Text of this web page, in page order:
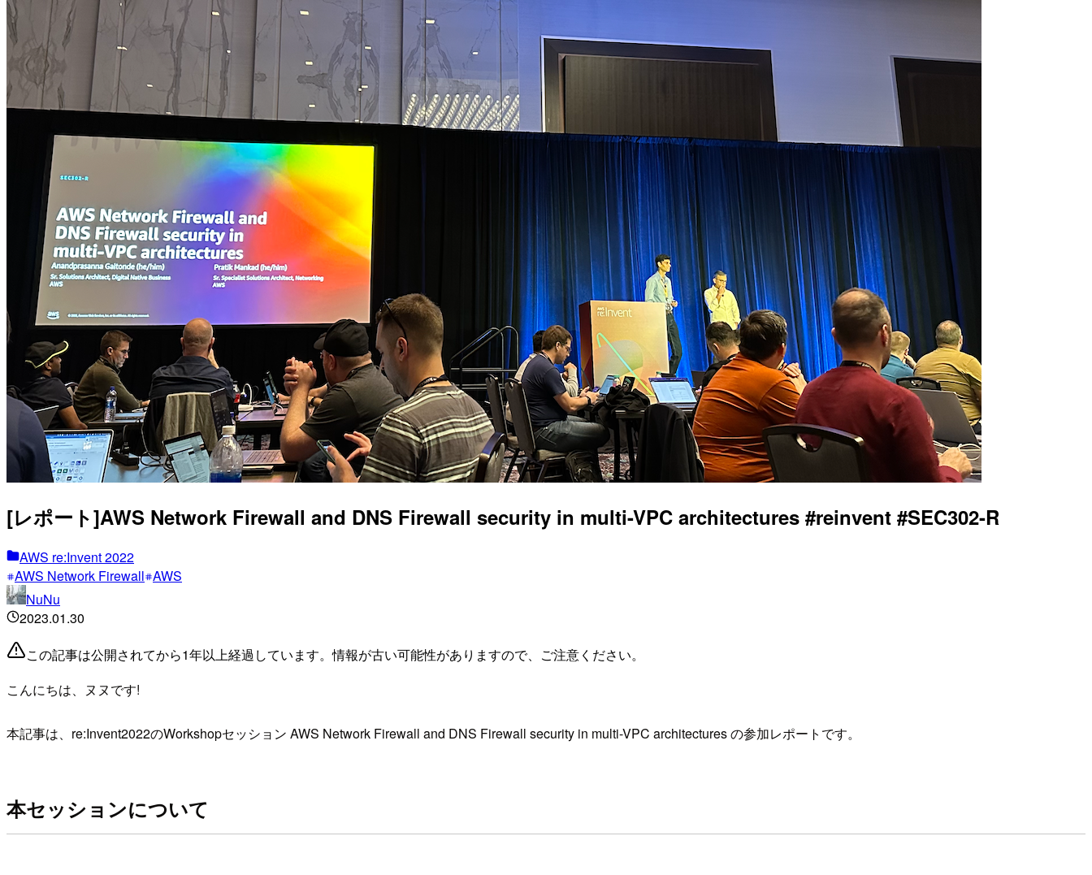
[レポート]AWS Network Firewall and DNS Firewall security in multi-VPC architectures #reinvent #SEC302-R
AWS re:Invent 2022
AWS Network Firewall AWS
NuNu
2023.01.30
この記事は公開されてから1年以上経過しています。情報が古い可能性がありますので、ご注意ください。
こんにちは、ヌヌです!
本記事は、re:Invent2022のWorkshopセッション AWS Network Firewall and DNS Firewall security in multi-VPC architectures の参加レポートです。
本セッションについて